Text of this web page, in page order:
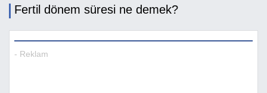
Fertil dönem süresi ne demek?
- Reklam